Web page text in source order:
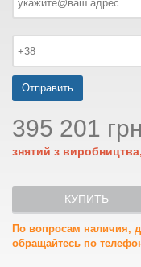
Отправить
395 201 грн
знятий з
КУПИТЬ
По вопросам наличия,
обращайтесь по